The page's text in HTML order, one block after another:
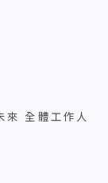
作人